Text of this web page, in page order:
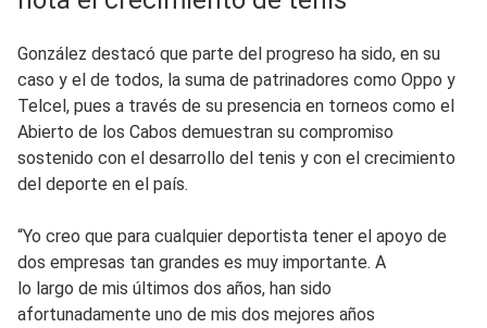
González destacó que parte del progreso ha sido, en su
caso y el de todos, la suma de patrinadores como Oppo y
Telcel, pues a través de su presencia en torneos como el
Abierto de los Cabos demuestran su compromiso
sostenido con el desarrollo del tenis y con el crecimiento
del deporte en el país.
“Yo creo que para cualquier deportista tener el apoyo de
dos empresas tan grandes es muy importante. A
lo largo de mis últimos dos años, han sido
afortunadamente uno de mis dos mejores años